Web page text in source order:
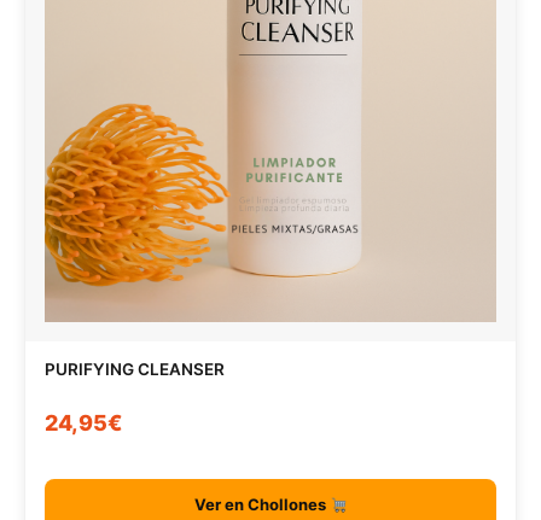
PURIFYING CLEANSER
24,95€
Ver en Chollones